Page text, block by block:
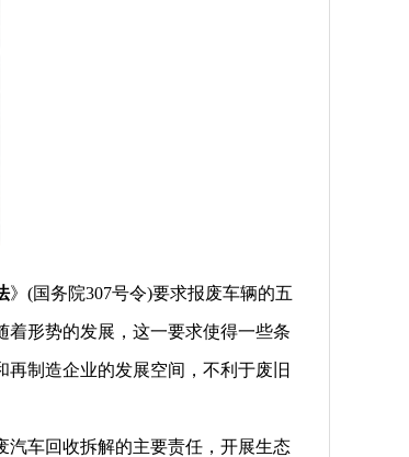
》(国务院307号令)要求报废车辆的五
形势的发展，这一要求使得一些条
制造企业的发展空间，不利于废旧
汽车回收拆解的主要责任，开展生态